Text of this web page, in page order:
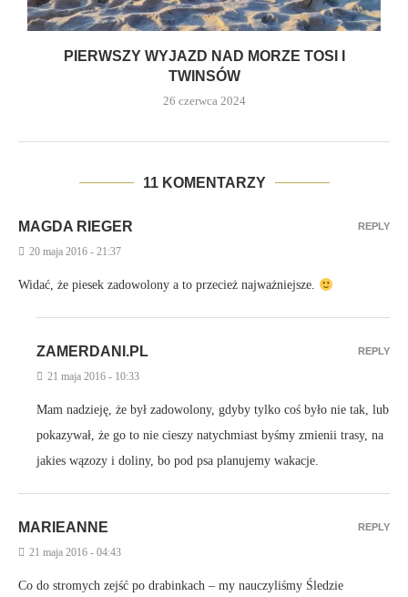
PIERWSZY WYJAZD NAD MORZE TOSI I
TWINSÓW
26 czerwca 2024
11 KOMENTARZY
MAGDA RIEGER
20 maja 2016 - 21:37
Widać, że piesek zadowolony a to przecież najważniejsze.
REPLY
ZAMERDANI.PL
21 maja 2016 - 10:33
Mam nadzieję, że był zadowolony, gdyby tylko coś było nie tak, lub
pokazywał, że go to nie cieszy natychmiast byśmy zmienii trasy, na
jakies wązozy i doliny, bo pod psa planujemy wakacje.
REPLY
MARIEANNE
21 maja 2016 - 04:43
Co do stromych zejść po drabinkach – my nauczyliśmy Śledzie
REPLY